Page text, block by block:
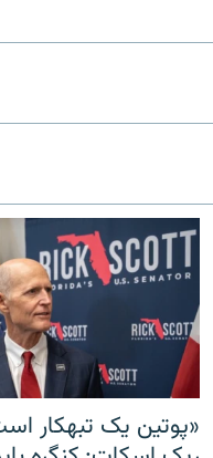
«پوتین یک تبهکار